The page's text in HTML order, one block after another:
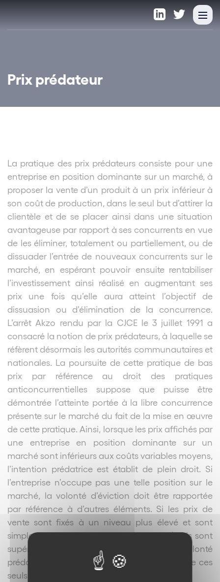
Prix prédateur
La pratique des prix prédateurs consiste pour une
entreprise en position dominante sur un marché, à
proposer la vente d’un produit à un prix inférieur à
son coût de production, dans le seul but d’attirer la
clientèle et de se placer ainsi dans une situation
avantageuse par rapport à ses concurrents en vue
de les éliminer, totalement ou partiellement, ou de
dissuader l’entrée de nouveaux concurrents sur le
marché , en espérant pouvoir ensuite rentabiliser
l’investissement ainsi réalisé en augmentant ses
prix une fois qu’elle aura atteint l’objectif de
dissuasion ou d’élimination de la concurrence.
L’arrêt Akzo rendu par la CJCE le 3 juillet 1991 a
consacré la notion de prix prédateurs, à laquelle se
réfèrent désormais les autorités communautaires et
nationales. La poursuite de cette pratique de bas
prix par référence au droit des pratiques
anticoncurrentielles suppose que puisse être
démontrée l’atteinte portée à la libre concurrence
présente sur le marché du fait de la mise en œuvre
de cette pratique. Ainsi, lorsque les prix affichés par
une entreprise en position dominante sur un
marché sont inférieurs aux coûts variables moyens,
l’intention prédatrice est établit de plein droit. Si
l’entreprise n’occupe pas une telle position sur le
marché , la volonté d’éviction doit être rapportée
par référence à d’autres éléments. Si les prix de
vente sont fixés à un niveau plus élevé et sont
simplement inférieurs aux coûts totaux (mais sont
supérieurs aux coûts moyens variables), la volonté
prédatrice de l’auteur ne pourra se déduire de ces
seuls faits.